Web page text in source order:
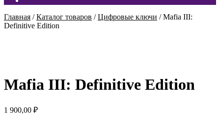
Главная /Каталог товаров /Цифровые ключи /Mafia III:
Definitive Edition
Mafia III: Definitive Edition
1 900,00 ₽